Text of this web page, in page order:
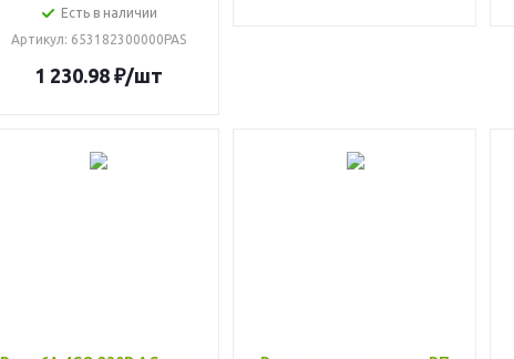
Есть в наличии
Артикул: 653182300000PAS
1 230.98₽/шт